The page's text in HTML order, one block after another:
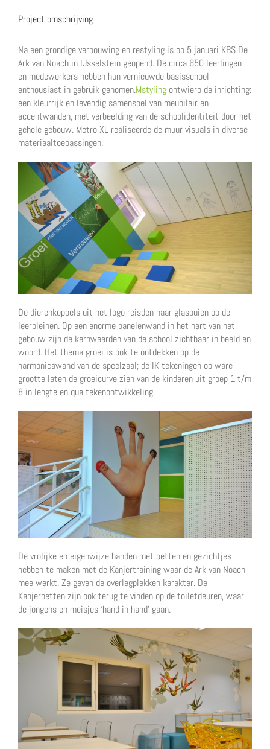
Project omschrijving
Na een grondige verbouwing en restyling is op 5 januari KBS De
Ark van Noach in IJsselstein geopend. De circa 650 leerlingen
en medewerkers hebben hun vernieuwde basisschool
enthousiast in gebruik genomen.Mstyling ontwierp de inrichting:
een kleurrijk en levendig samenspel van meubilair en
accentwanden, met verbeelding van de schoolidentiteit door het
gehele gebouw. Metro XL realiseerde de muur visuals in diverse
materiaaltoepassingen.
De dierenkoppels uit het logo reisden naar glaspuien op de
leerpleinen. Op een enorme panelenwand in het hart van het
gebouw zijn de kernwaarden van de school zichtbaar in beeld en
woord. Het thema groei is ook te ontdekken op de
harmonicawand van de speelzaal; de IK tekeningen op ware
grootte laten de groeicurve zien van de kinderen uit groep 1 t/m
8 in lengte en qua tekenontwikkeling.
De vrolijke en eigenwijze handen met petten en gezichtjes
hebben te maken met de Kanjertraining waar de Ark van Noach
mee werkt. Ze geven de overlegplekken karakter. De
Kanjerpetten zijn ook terug te vinden op de toiletdeuren, waar
de jongens en meisjes ‘hand in hand’ gaan.